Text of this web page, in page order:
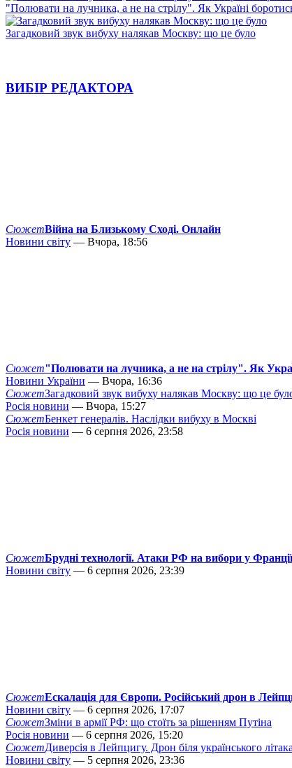
"Полювати на лучника, а не на стрілу". Як Україні
Загадковий звук вибуху налякав Москву: що це було
ВИБІР РЕДАКТОРА
СюжетВійна на Близькому Сході. Онлайн
Новини світу — Вчора, 18:56
Сюжет"Полювати на лучника, а не на стрілу". Як
Новини України — Вчора, 16:36
СюжетЗагадковий звук вибуху налякав Москву: що це
Росія новини — Вчора, 15:27
СюжетБенкет генералів. Наслідки вибуху в Москві
Росія новини — 6 серпня 2026, 23:58
СюжетБрудні технології. Атаки РФ на вибори у Франції
Новини світу — 6 серпня 2026, 23:39
СюжетЕскалація для Європи. Російський дрон в
Новини світу — 6 серпня 2026, 17:07
СюжетЗміни в армії РФ: що стоїть за рішенням Путіна
Росія новини — 6 серпня 2026, 15:20
СюжетДиверсія в Лейпцигу. Дрон біля українського літака
Новини світу — 5 серпня 2026, 23:36